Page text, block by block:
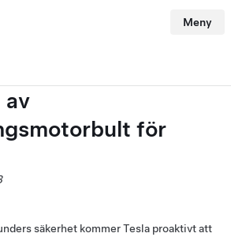
Meny
av
för
säkerhet kommer Tesla proaktivt att